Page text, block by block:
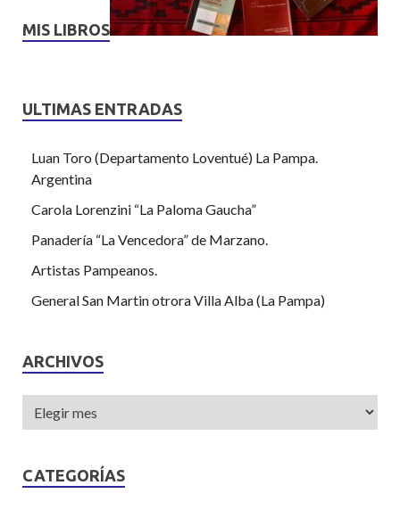
MIS LIBROS
ULTIMAS ENTRADAS
Luan Toro (Departamento Loventué) La Pampa.
Argentina
Carola Lorenzini “La Paloma Gaucha”
Panadería “La Vencedora” de Marzano.
Artistas Pampeanos.
General San Martin otrora Villa Alba (La Pampa)
ARCHIVOS
CATEGORÍAS